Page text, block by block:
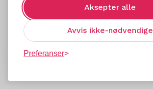
Aksepter alle
Avvis ikke-nødvendige
Preferanser